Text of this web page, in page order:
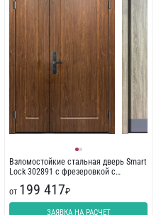
Взломостойкие стальная дверь Smart
Lock 302891 с фрезеровкой с
от 199 417₽
ЗАЯВКА НА РАСЧЕТ